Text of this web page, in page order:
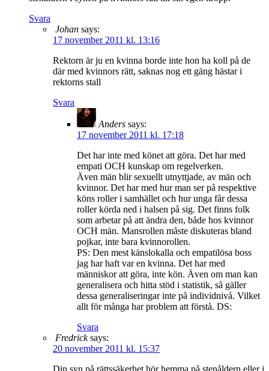
Svara
Johan says:
17 november 2011 kl. 13:16
Rektorn är ju en kvinna borde inte hon ha koll på de
där med kvinnors rätt, saknas nog ett gäng hästar i
rektorns stall
Svara
Anders says:
17 november 2011 kl. 17:18
Det har inte med könet att göra. Det har med
empati OCH kunskap om regelverken.
Även män blir sexuellt utnyttjade, av män och
kvinnor. Det har med hur man ser på respektive
köns roller i samhället och hur unga får dessa
roller körda ned i halsen på sig. Det finns folk
som arbetar på att ändra den, både hos kvinnor
OCH män. Mansrollen måste diskuteras bland
pojkar, inte bara kvinnorollen.
PS: Den mest känslokalla och empatilösa boss
jag har haft var en kvinna. Det har med
människor att göra, inte kön. Även om man kan
generalisera och hitta stöd i statistik, så gäller
dessa generaliseringar inte på individnivå. Vilket
allt för många har problem att förstå. DS:
Svara
Fredrick says:
20 november 2011 kl. 15:37
Din syn på rättssäkerhet hör hemma på stenåldern eller i